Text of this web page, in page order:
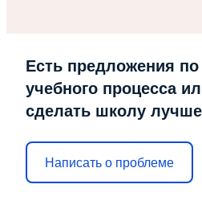
Есть предложения по
учебного процесса
сделать школу
Написать о проблеме